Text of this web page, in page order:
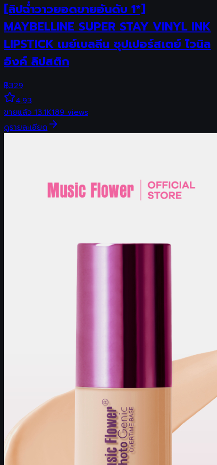
[ลิปฉ่ำวาวยอดขายอันดับ 1*]
MAYBELLINE SUPER STAY VINYL INK
LIPSTICK เมย์เบลลีน ซุปเปอร์สเตย์ ไวนิล
อิงค์ ลิปสติก
฿329
4.93
ขายแล้ว13.1K189views
ดูรายละเอียด